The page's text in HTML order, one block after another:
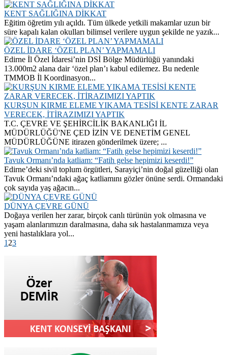
KENT SAĞLIĞINA DİKKAT
Eğitim öğretim yılı açıldı. Tüm ülkede yetkili makamlar uzun bir
süre kapalı kalan okulları bilimsel verilere uygun şekilde ne yazık...
ÖZEL İDARE ‘ÖZEL PLAN’ YAPMAMALI
Edirne İl Özel İdaresi’nin DSİ Bölge Müdürlüğü yanındaki
13.000m2 alana dair ‘özel plan’ı kabul edilemez. Bu nedenle
TMMOB İl Koordinasyon...
KURŞUN KIRME ELEME YIKAMA TESİSİ KENTE ZARAR
VERECEK, İTİRAZIMIZI YAPTIK
T.C. ÇEVRE VE ŞEHİRCİLİK BAKANLIĞI İL
MÜDÜRLÜĞÜ'NE ÇED İZİN VE DENETİM GENEL
MÜDÜRLÜĞÜNE itirazen gönderilmek üzere; ...
Tavuk Ormanı’nda katliam: “Fatih gelse hepimizi keserdi!”
Edirne’deki sivil toplum örgütleri, Sarayiçi’nin doğal güzelliği olan
Tavuk Ormanı’ndaki ağaç katliamını gözler önüne serdi. Ormandaki
çok sayıda yaş ağacın...
DÜNYA ÇEVRE GÜNÜ
Doğaya verilen her zarar, birçok canlı türünün yok olmasına ve
yaşam alanlarımızın daralmasına, daha sık hastalanmamıza veya
yeni hastalıklara yol...
1 23